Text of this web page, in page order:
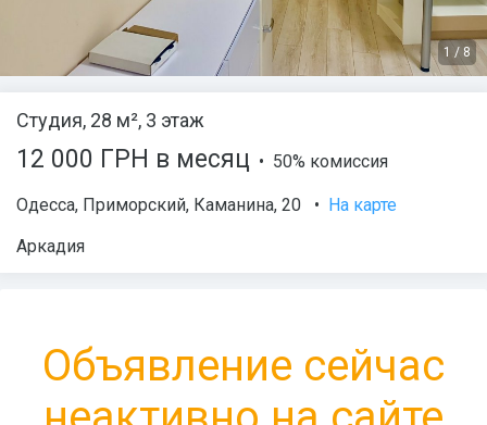
1 / 8
Студия, 28 м², 3 этаж
12 000 ГРН в месяц • 50% комиссия
Одесса, Приморский, Каманина, 20 • На карте
Аркадия
Объявление сейчас